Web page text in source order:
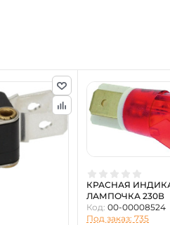
КРАСНАЯ
ЛАМПОЧКА 230В
Код: 00-00008524
Под заказ: 735